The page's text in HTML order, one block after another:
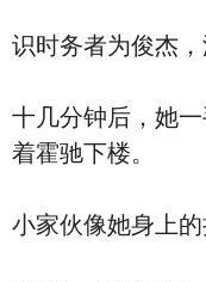
识时务者为俊杰，
十几分钟后，她
着霍驰下楼。
小家伙像她身上的